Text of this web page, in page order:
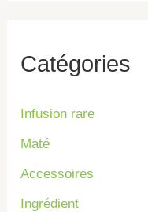
Catégories
Infusion rare
Maté
Accessoires
Ingrédient